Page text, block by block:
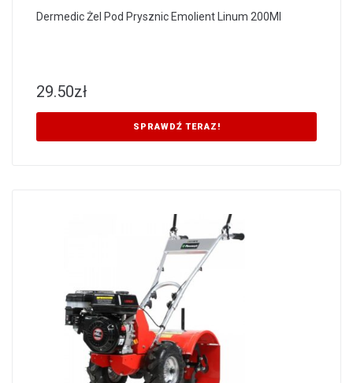
Dermedic Żel Pod Prysznic Emolient Linum 200Ml
29.50zł
SPRAWDŹ TERAZ!